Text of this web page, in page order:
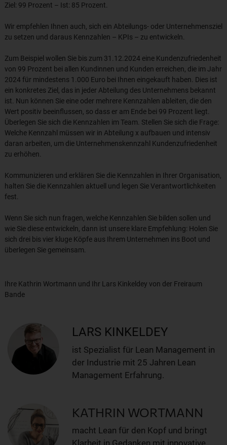
Ziel: 99 Prozent – Ist: 85 Prozent.
Wir empfehlen Ihnen auch, sich ein Abteilungs- oder Unternehmensziel
zu setzen und daraus Kennzahlen – KPIs – zu entwickeln.
Zum Beispiel wollen Sie bis zum 31.12.2024 eine Kundenzufriedenheit
von 99 Prozent bei allen Kundinnen und Kunden erreichen, die im Jahr
2024 für mindestens 1.000 Euro bei Ihnen eingekauft haben. Dies ist
ein konkretes Ziel, das in jeder Abteilung des Unternehmens bekannt
ist. Nun können Sie eine oder mehrere Kennzahlen ableiten, die den
Wert positiv beeinflussen, so dass er am Ende bei 99 Prozent liegt.
Überlegen Sie sich die Kennzahlen im Team. Stellen Sie sich die Frage:
Welche Kennzahl müssen wir in Abteilung x aufbauen und intensiv
daran arbeiten, um die Unternehmenskennzahl Kundenzufriedenheit
zu erhöhen.
Kommunizieren und erklären Sie die Kennzahlen in Ihrer Organisation,
halten Sie die Kennzahlen aktuell und legen Sie Verantwortlichkeiten
fest.
Wenn Sie sich nun fragen, welche Kennzahlen Sie bilden sollen und
wie Sie diese entwickeln, dann ist unsere klare Empfehlung: Holen Sie
sich drei bis vier kluge Köpfe aus Ihrem Unternehmen ins Boot und
überlegen Sie gemeinsam.
Ihre Kathrin Wortmann und Ihr Lars Kinkeldey von der Freiraum
Bande
LARS KINKELDEY
ist Spezialist für Lean Management in
der Industrie mit 25 Jahren Lean
Management Erfahrung.
KATHRIN WORTMANN
macht Lean für den Kopf und bringt